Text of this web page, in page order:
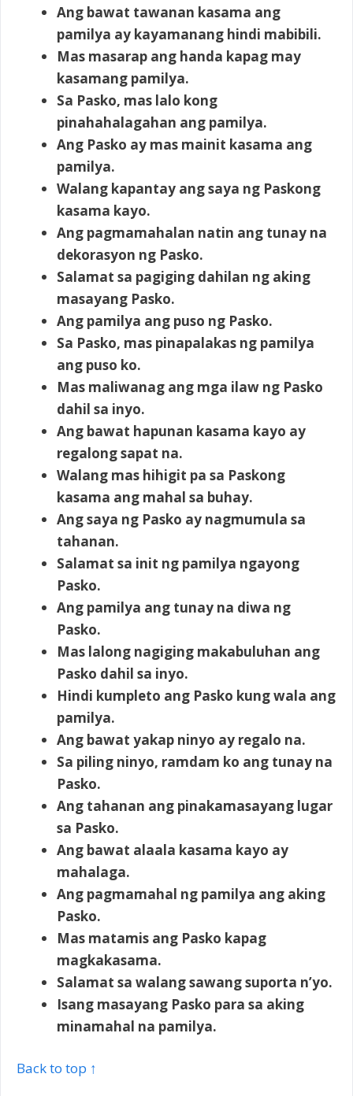
Ang bawat tawanan kasama ang
pamilya ay kayamanang hindi mabibili.
Mas masarap ang handa kapag may
kasamang pamilya.
Sa Pasko, mas lalo kong
pinahahalagahan ang pamilya.
Ang Pasko ay mas mainit kasama ang
pamilya.
Walang kapantay ang saya ng Paskong
kasama kayo.
Ang pagmamahalan natin ang tunay na
dekorasyon ng Pasko.
Salamat sa pagiging dahilan ng aking
masayang Pasko.
Ang pamilya ang puso ng Pasko.
Sa Pasko, mas pinapalakas ng pamilya
ang puso ko.
Mas maliwanag ang mga ilaw ng Pasko
dahil sa inyo.
Ang bawat hapunan kasama kayo ay
regalong sapat na.
Walang mas hihigit pa sa Paskong
kasama ang mahal sa buhay.
Ang saya ng Pasko ay nagmumula sa
tahanan.
Salamat sa init ng pamilya ngayong
Pasko.
Ang pamilya ang tunay na diwa ng
Pasko.
Mas lalong nagiging makabuluhan ang
Pasko dahil sa inyo.
Hindi kumpleto ang Pasko kung wala ang
pamilya.
Ang bawat yakap ninyo ay regalo na.
Sa piling ninyo, ramdam ko ang tunay na
Pasko.
Ang tahanan ang pinakamasayang lugar
sa Pasko.
Ang bawat alaala kasama kayo ay
mahalaga.
Ang pagmamahal ng pamilya ang aking
Pasko.
Mas matamis ang Pasko kapag
magkakasama.
Salamat sa walang sawang suporta n’yo.
Isang masayang Pasko para sa aking
minamahal na pamilya.
Back to top ↑